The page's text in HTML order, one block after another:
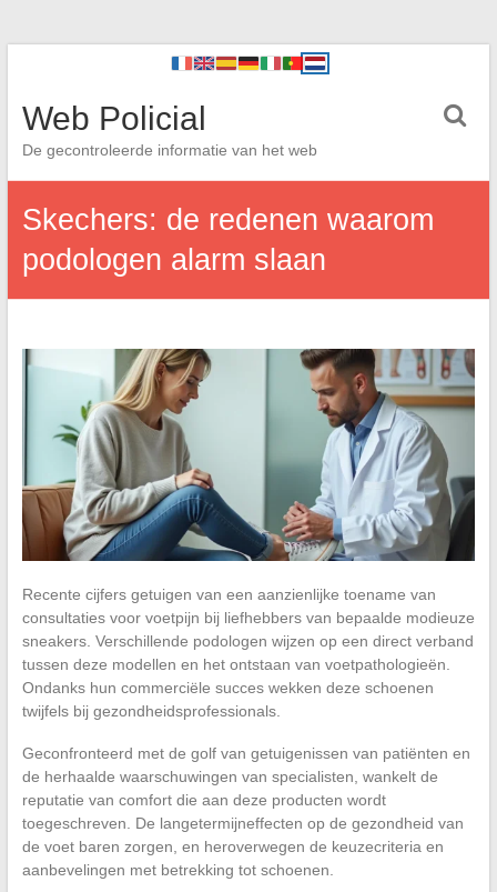
Web Policial
De gecontroleerde informatie van het web
Skechers: de redenen waarom
podologen alarm slaan
Recente cijfers getuigen van een aanzienlijke toename van
consultaties voor voetpijn bij liefhebbers van bepaalde modieuze
sneakers. Verschillende podologen wijzen op een direct verband
tussen deze modellen en het ontstaan van voetpathologieën.
Ondanks hun commerciële succes wekken deze schoenen
twijfels bij gezondheidsprofessionals.
Geconfronteerd met de golf van getuigenissen van patiënten en
de herhaalde waarschuwingen van specialisten, wankelt de
reputatie van comfort die aan deze producten wordt
toegeschreven. De langetermijneffecten op de gezondheid van
de voet baren zorgen, en heroverwegen de keuzecriteria en
aanbevelingen met betrekking tot schoenen.